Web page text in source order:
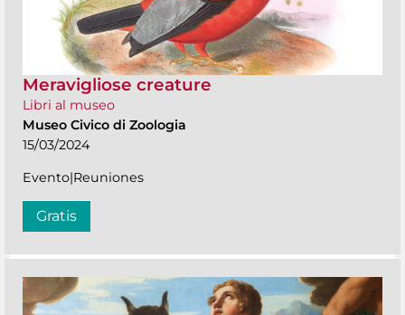
Meravigliose creature
Libri al museo
Museo Civico di Zoologia
15/03/2024
Evento|Reuniones
Gratis